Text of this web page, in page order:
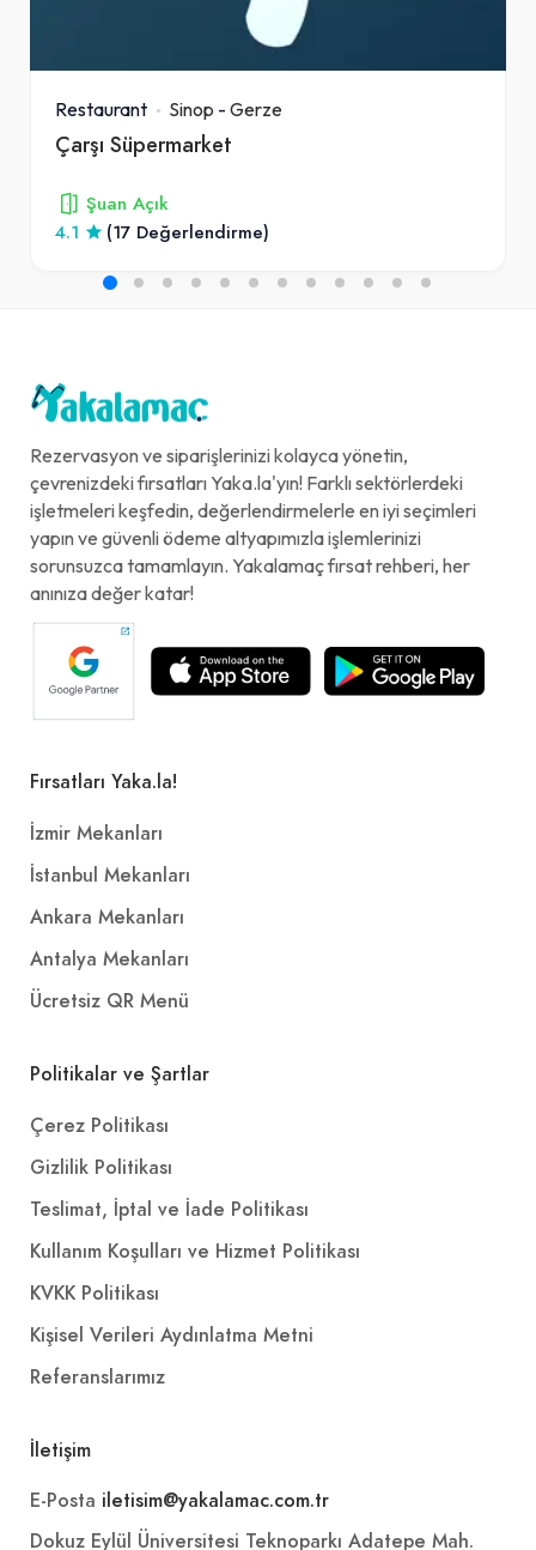
Restaurant Sinop - Gerze
Çarşı Süpermarket
Şuan Açık
4.1
(17 Değerlendirme)
Rezervasyon ve siparişlerinizi kolayca yönetin,
çevrenizdeki fırsatları Yaka.la'yın! Farklı sektörlerdeki
işletmeleri keşfedin, değerlendirmelerle en iyi seçimleri
yapın ve güvenli ödeme altyapımızla işlemlerinizi
sorunsuzca tamamlayın. Yakalamaç fırsat rehberi, her
anınıza değer katar!
Fırsatları Yaka.la!
İzmir Mekanları
İstanbul Mekanları
Ankara Mekanları
Antalya Mekanları
Ücretsiz QR Menü
Politikalar ve Şartlar
Çerez Politikası
Gizlilik Politikası
Teslimat, İptal ve İade Politikası
Kullanım Koşulları ve Hizmet Politikası
KVKK Politikası
Kişisel Verileri Aydınlatma Metni
Referanslarımız
İletişim
E-Posta iletisim@yakalamac.com.tr
Dokuz Eylül Üniversitesi Teknoparkı Adatepe Mah.